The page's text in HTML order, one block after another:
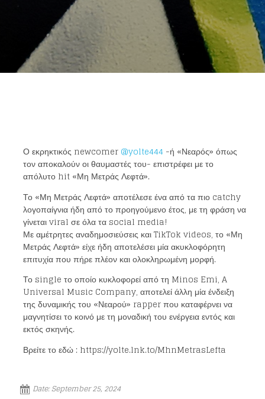
Ο εκρηκτικός newcomer @yolte444 -ή «Νεαρός» όπως
τον αποκαλούν οι θαυμαστές του- επιστρέφει με το
απόλυτο hit «Μη Μετράς Λεφτά».
Το «Μη Μετράς Λεφτά» αποτέλεσε ένα από τα πιο catchy
λογοπαίγνια ήδη από το προηγούμενο έτος, με τη φράση να
γίνεται viral σε όλα τα social media!
Με αμέτρητες αναδημοσιεύσεις και TikTok videos, το «Μη
Μετράς Λεφτά» είχε ήδη αποτελέσει μία ακυκλοφόρητη
επιτυχία που πήρε πλέον και ολοκληρωμένη μορφή.
Το single το οποίο κυκλοφορεί από τη Minos Emi, A
Universal Music Company, αποτελεί άλλη μία ένδειξη
της δυναμικής του «Νεαρού» rapper που καταφέρνει να
μαγνητίσει το κοινό με τη μοναδική του ενέργεια εντός και
εκτός σκηνής.
Βρείτε το εδώ : https://yolte.lnk.to/MhnMetrasLefta
Date:September 25, 2024